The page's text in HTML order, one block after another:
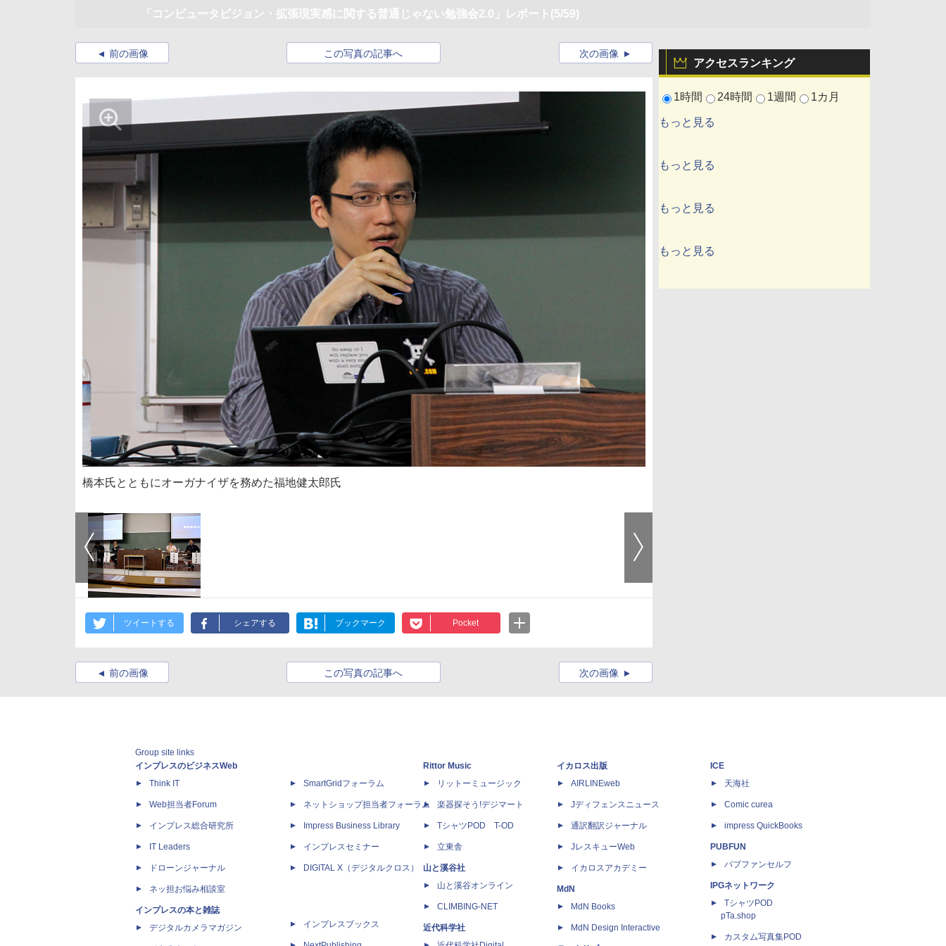
「コンピュータビジョン・拡張現実感に関する普通じゃない勉強会2.0」レポート (5/59)
アクセスランキング
1時間 24時間 1週間 1カ月
もっと見る
もっと見る
もっと見る
もっと見る
前の画像 この写真の記事へ 次の画像
橋本氏とともにオーガナイザを務めた福地健太郎氏
ツイートする シェアする ブックマーク Pocket
前の画像 この写真の記事へ 次の画像
Group site links
インプレスのビジネスWeb
Think IT
Web担当者Forum
インプレス総合研究所
IT Leaders
ドローンジャーナル
ネッ担お悩み相談室
インプレスの本と雑誌
デジタルカメラマガジン
SmartGridフォーラム
ネットショップ担当者フォーラム
Impress Business Library
インプレスセミナー
DIGITAL X（デジタルクロス）
インプレスブックス
Rittor Music
リットーミュージック
楽器探そう!デジマート
TシャツPOD T-OD
立東舎
山と溪谷社
山と溪谷オンライン
CLIMBING-NET
近代科学社
イカロス出版
AIRLINEweb
Jディフェンスニュース
通訳翻訳ジャーナル
JレスキューWeb
イカロスアカデミー
MdN
MdN Books
MdN Design Interactive
ICE
天海社
Comic curea
impress QuickBooks
PUBFUN
パブファンセルフ
IPGネットワーク
TシャツPOD
pTa.shop
カスタム写真集POD